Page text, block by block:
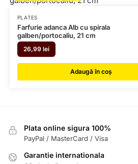
PLATES
Farfurie adanca Alb cu spirala
galben/portocaliu, 21 cm
26,99 lei
Adaugă în coș
Plata online sigura 100%
PayPal / MasterCard / Visa
Garantie internationala